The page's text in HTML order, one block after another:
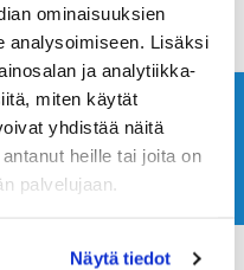
ominaisuuksien
analysoimiseen. Lisäksi
ja analytiikka-
miten käytät
yhdistää näitä
heille tai joita on
palvelujaan.
Näytä tiedot